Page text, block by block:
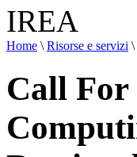
Home \ Risorse e servizi \
Call For